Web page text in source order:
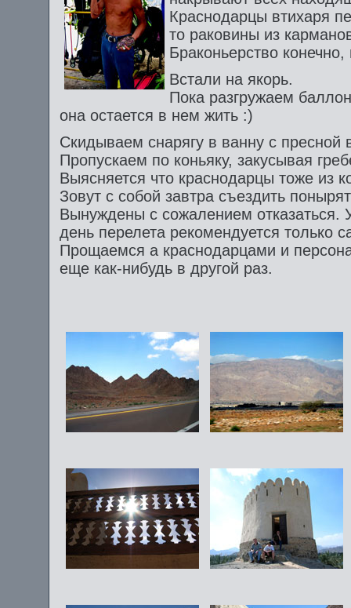
Краснодарцы втихаря
то раковины из
Браконьерство конечно,
Встали на якорь.
Пока разгружаем
она остается в нем жить :)
Скидываем снарягу в ванну с пресной
Пропускаем по коньяку, закусывая
Выясняется что краснодарцы тоже из
Зовут с собой завтра съездить
Вынуждены с сожалением отказаться.
день перелета рекомендуется только
Прощаемся а краснодарцами и
еще как-нибудь в другой раз.